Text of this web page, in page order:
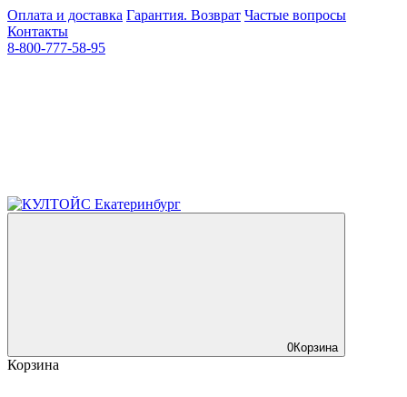
Оплата и доставка Гарантия. Возврат Частые вопросы
Контакты
8-800-777-58-95
0Корзина
Корзина